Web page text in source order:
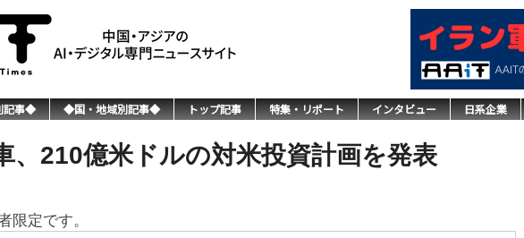
記事◆ ◆国・地域別記事◆ トップ記事 特集・リポート インタビュー 日系企業
、210億米ドルの対米投資計画を発表
限定です。